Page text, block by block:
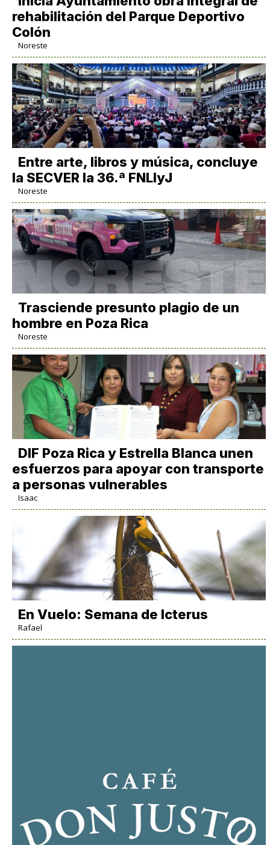
rehabilitación del Parque Deportivo
Colón
Noreste
Entre arte, libros y música, concluye
la SECVER la 36.ª FNLIyJ
Noreste
Trasciende presunto plagio de un
hombre en Poza Rica
Noreste
DIF Poza Rica y Estrella Blanca unen
esfuerzos para apoyar con transporte
a personas vulnerables
Isaac
En Vuelo: Semana de Icterus
Rafael